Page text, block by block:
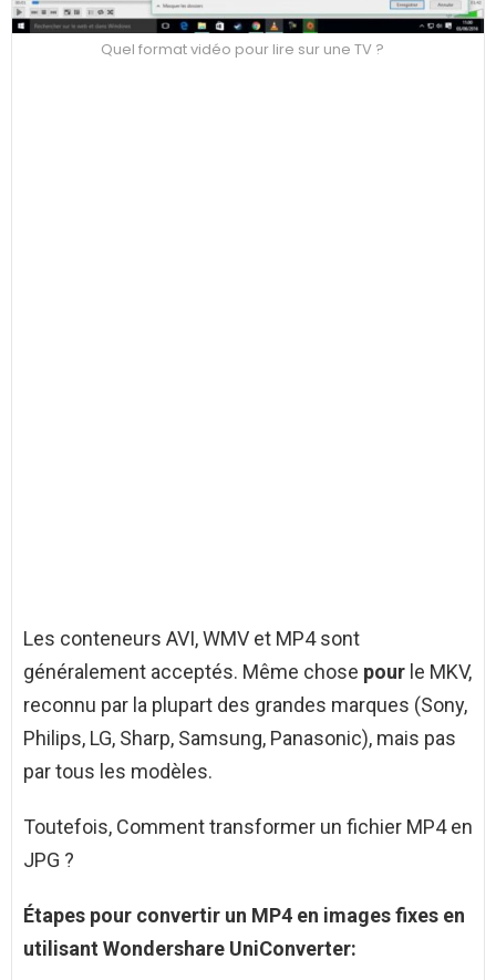
Quel format vidéo pour lire sur une TV ?
Les conteneurs AVI, WMV et MP4 sont
généralement acceptés. Même chose pour le MKV,
reconnu par la plupart des grandes marques (Sony,
Philips, LG, Sharp, Samsung, Panasonic), mais pas
par tous les modèles.
Toutefois, Comment transformer un fichier MP4 en
JPG ?
Étapes pour convertir un MP4 en images fixes en
utilisant Wondershare UniConverter: